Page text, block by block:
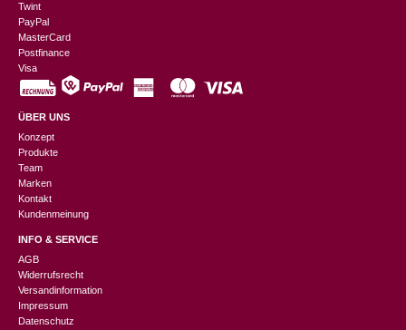
Twint
PayPal
MasterCard
Postfinance
Visa
ÜBER UNS
Konzept
Produkte
Team
Marken
Kontakt
Kundenmeinung
INFO & SERVICE
AGB
Widerrufsrecht
Versandinformation
Impressum
Datenschutz